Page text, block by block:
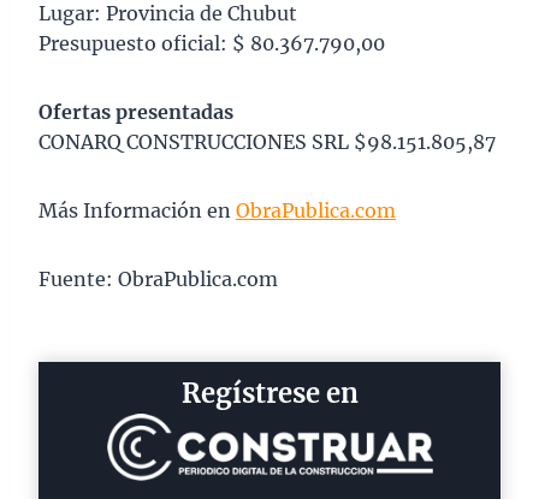
Lugar: Provincia de Chubut
Presupuesto oficial: $ 80.367.790,00
Ofertas presentadas
CONARQ CONSTRUCCIONES SRL $98.151.805,87
Más Información en ObraPublica.com
Fuente: ObraPublica.com
Regístrese en